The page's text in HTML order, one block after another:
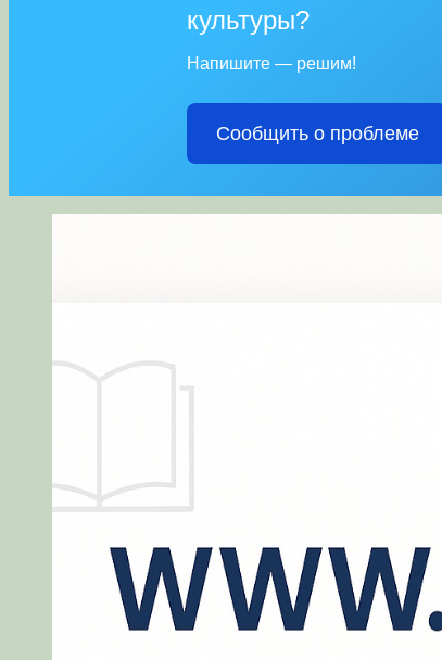
культуры?
Напишите — решим!
Сообщить о проблеме